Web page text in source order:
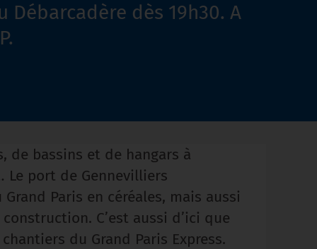
dès 19h30. A
de bassins et de hangars à
port de Gennevilliers
Paris en céréales, mais aussi
C’est aussi d’ici que
du Grand Paris Express.